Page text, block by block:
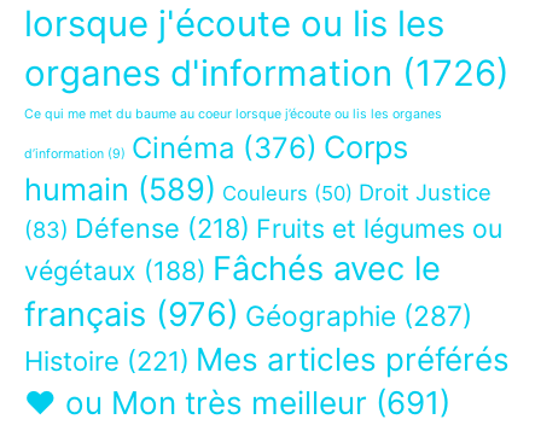
lorsque j'écoute ou lis les
organes d'information (1726)
Ce qui me met du baume au coeur lorsque j’écoute ou lis les organes
d’information (9) Cinéma (376) Corps
humain (589) Couleurs (50) Droit Justice
(83) Défense (218) Fruits et légumes ou
végétaux (188) Fâchés avec le
français (976) Géographie (287)
Histoire (221) Mes articles préférés
❤ ou Mon très meilleur (691)